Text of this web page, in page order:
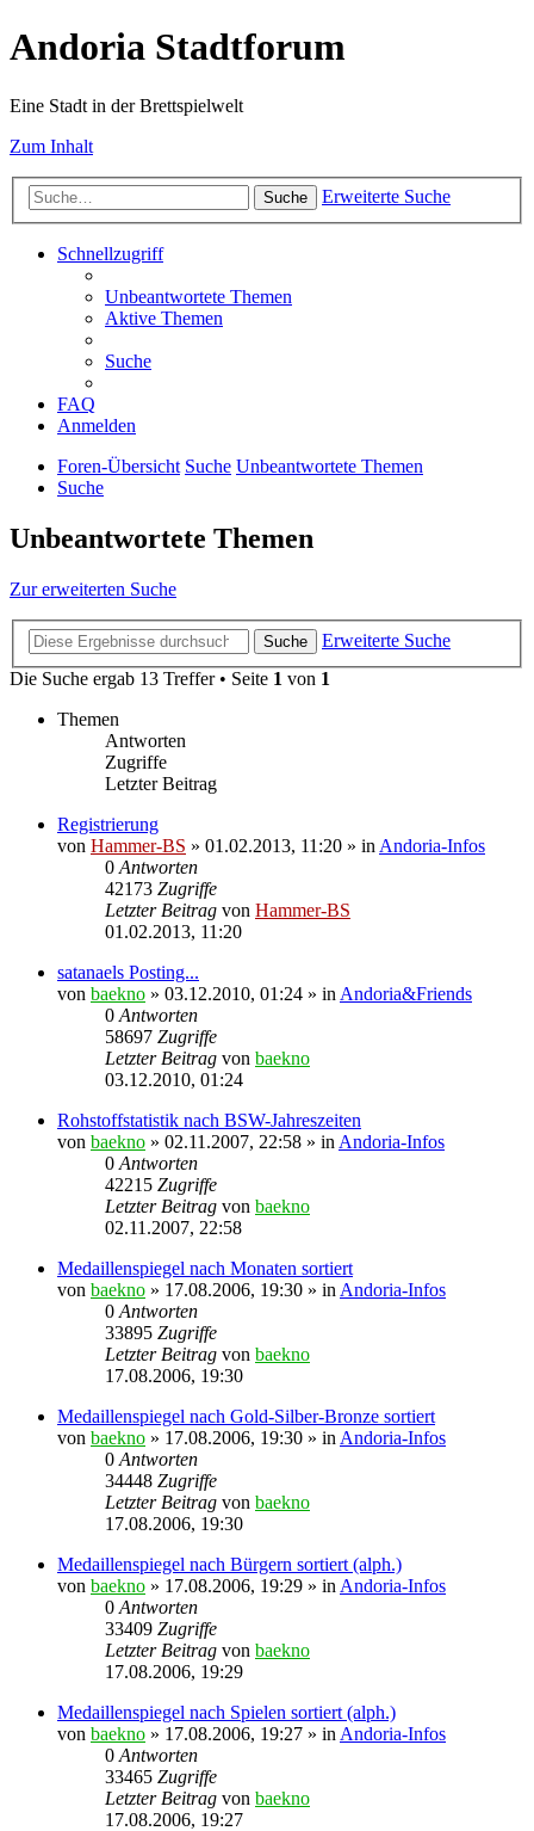
Andoria Stadtforum
Eine Stadt in der Brettspielwelt
Zum Inhalt
Suche Erweiterte Suche
Schnellzugriff
Unbeantwortete Themen
Aktive Themen
Suche
FAQ
Anmelden
Foren-Übersicht Suche Unbeantwortete Themen
Suche
Unbeantwortete Themen
Zur erweiterten Suche
Suche
Erweiterte Suche
Die Suche ergab 13 Treffer • Seite 1 von 1
Themen
Antworten
Zugriffe
Letzter Beitrag
Registrierung
von Hammer-BS » 01.02.2013, 11:20 » in Andoria-Infos
0 Antworten
42173 Zugriffe
Letzter Beitrag von Hammer-BS
01.02.2013, 11:20
satanaels Posting...
von baekno » 03.12.2010, 01:24 » in Andoria&Friends
0 Antworten
58697 Zugriffe
Letzter Beitrag von baekno
03.12.2010, 01:24
Rohstoffstatistik nach BSW-Jahreszeiten
von baekno » 02.11.2007, 22:58 » in Andoria-Infos
0 Antworten
42215 Zugriffe
Letzter Beitrag von baekno
02.11.2007, 22:58
Medaillenspiegel nach Monaten sortiert
von baekno » 17.08.2006, 19:30 » in Andoria-Infos
0 Antworten
33895 Zugriffe
Letzter Beitrag von baekno
17.08.2006, 19:30
Medaillenspiegel nach Gold-Silber-Bronze sortiert
von baekno » 17.08.2006, 19:30 » in Andoria-Infos
0 Antworten
34448 Zugriffe
Letzter Beitrag von baekno
17.08.2006, 19:30
Medaillenspiegel nach Bürgern sortiert (alph.)
von baekno » 17.08.2006, 19:29 » in Andoria-Infos
0 Antworten
33409 Zugriffe
Letzter Beitrag von baekno
17.08.2006, 19:29
Medaillenspiegel nach Spielen sortiert (alph.)
von baekno » 17.08.2006, 19:27 » in Andoria-Infos
0 Antworten
33465 Zugriffe
Letzter Beitrag von baekno
17.08.2006, 19:27